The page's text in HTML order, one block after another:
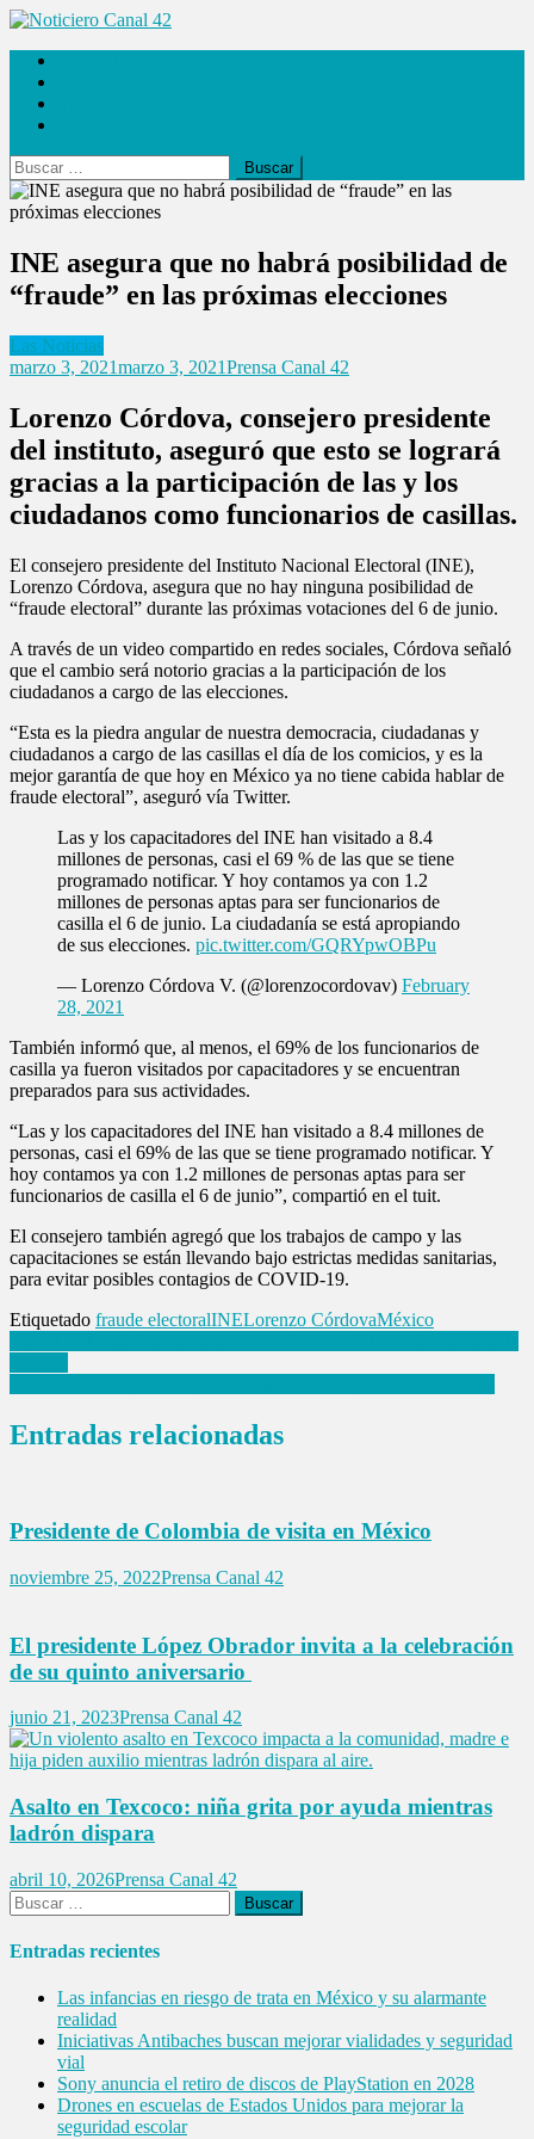
Saltar
contenido
Noticiero Canal 42
Buscar:
INE asegura que no habrá posibilidad de
“fraude” en las próximas elecciones
Las Noticias
marzo 3, 2021marzo 3, 2021Prensa Canal 42
Lorenzo Córdova, consejero presidente
del instituto, aseguró que esto se logrará
gracias a la participación de las y los
ciudadanos como funcionarios de casillas.
El consejero presidente del Instituto Nacional Electoral (INE),
Lorenzo Córdova, asegura que no hay ninguna posibilidad de
“fraude electoral” durante las próximas votaciones del 6 de junio.
A través de un video compartido en redes sociales, Córdova señaló
que el cambio será notorio gracias a la participación de los
ciudadanos a cargo de las elecciones.
“Esta es la piedra angular de nuestra democracia, ciudadanas y
ciudadanos a cargo de las casillas el día de los comicios, y es la
mejor garantía de que hoy en México ya no tiene cabida hablar de
fraude electoral”, aseguró vía Twitter.
Las y los capacitadores del INE han visitado a 8.4
millones de personas, casi el 69 % de las que se tiene
programado notificar. Y hoy contamos ya con 1.2
millones de personas aptas para ser funcionarios de
casilla el 6 de junio. La ciudadanía se está apropiando
de sus elecciones. pic.twitter.com/GQRYpwOBPu
— Lorenzo Córdova V. (@lorenzocordovav) February
28, 2021
También informó que, al menos, el 69% de los funcionarios de
casilla ya fueron visitados por capacitadores y se encuentran
preparados para sus actividades.
“Las y los capacitadores del INE han visitado a 8.4 millones de
personas, casi el 69% de las que se tiene programado notificar. Y
hoy contamos ya con 1.2 millones de personas aptas para ser
funcionarios de casilla el 6 de junio”, compartió en el tuit.
El consejero también agregó que los trabajos de campo y las
capacitaciones se están llevando bajo estrictas medidas sanitarias,
para evitar posibles contagios de COVID-19.
Etiquetado fraude electoralINELorenzo CórdovaMéxico
Navegación
de
Entradas relacionadas
Presidente de Colombia de visita en México
noviembre 25, 2022Prensa Canal 42
El presidente López Obrador invita a la celebración
de su quinto aniversario
junio 21, 2023Prensa Canal 42
Asalto en Texcoco: niña grita por ayuda mientras
ladrón dispara
abril 10, 2026Prensa Canal 42
Buscar:
Entradas recientes
Las infancias en riesgo de trata en México y su alarmante
realidad
Iniciativas Antibaches buscan mejorar vialidades y seguridad
vial
Sony anuncia el retiro de discos de PlayStation en 2028
Drones en escuelas de Estados Unidos para mejorar la
seguridad escolar